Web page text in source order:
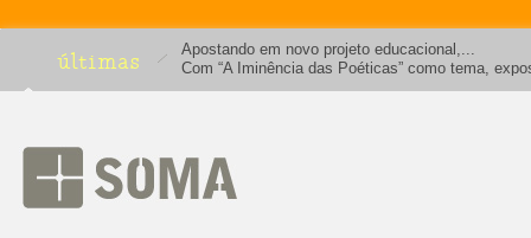
últimas
Apostando em novo projeto educacional,...
Com “A Iminência das Poéticas” como tema,
traz 110 artistas de 30 diferentes nacionalidades